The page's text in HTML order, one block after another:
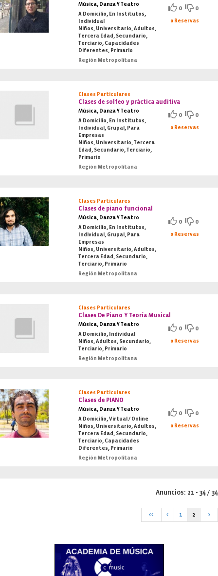
Música, Danza Y Teatro
A Domicilio, En Institutos,
Individual
Niños, Universitario, Adultos,
Tercera Edad, Secundario,
Terciario, Capacidades
Diferentes, Primario
Región Metropolitana
0 0
0 Reservas
Clases Particulares
Clases de solfeo y práctica auditiva
Música, Danza Y Teatro
A Domicilio, En Institutos,
Individual, Grupal, Para
Empresas
Niños, Universitario, Tercera
Edad, Secundario, Terciario,
Primario
Región Metropolitana
0 0
0 Reservas
Clases Particulares
Clases de piano funcional
Música, Danza Y Teatro
A Domicilio, En Institutos,
Individual, Grupal, Para
Empresas
Niños, Universitario, Adultos,
Tercera Edad, Secundario,
Terciario, Primario
Región Metropolitana
0 0
0 Reservas
Clases Particulares
Clases De Piano Y Teoría Musical
Música, Danza Y Teatro
A Domicilio, Individual
Niños, Adultos, Secundario,
Terciario, Primario
Región Metropolitana
0 0
0 Reservas
Clases Particulares
Clases de PIANO
Música, Danza Y Teatro
A Domicilio, Virtual / Online
Niños, Universitario, Adultos,
Tercera Edad, Secundario,
Terciario, Capacidades
Diferentes, Primario
Región Metropolitana
0 0
0 Reservas
Anuncios: 21 - 34 / 34
<< < 1 2 >